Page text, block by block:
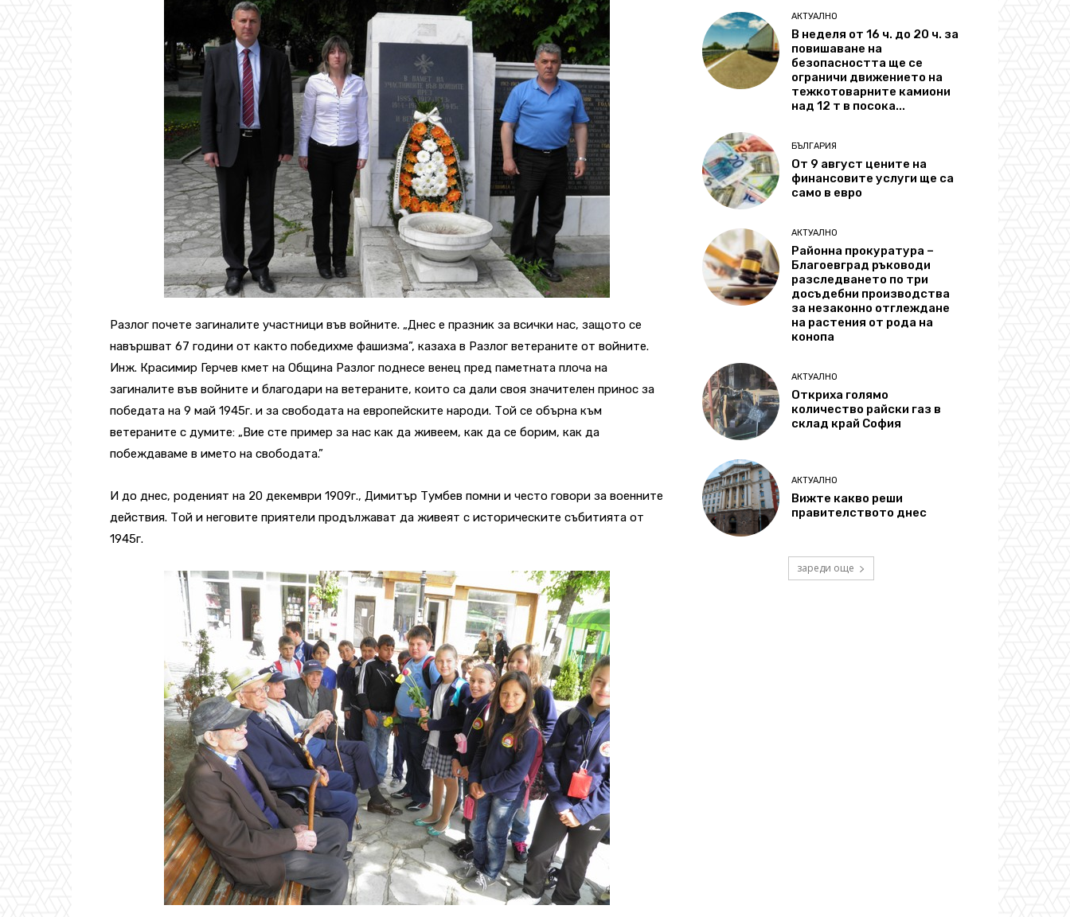
Разлог почете загиналите участници във войните. „Днес е празник за всички нас, защото се
навършват 67 години от както победихме фашизма”, казаха в Разлог ветераните от войните.
Инж. Красимир Герчев кмет на Община Разлог поднесе венец пред паметната плоча на
загиналите във войните и благодари на ветераните, които са дали своя значителен принос за
победата на 9 май 1945г. и за свободата на европейските народи. Той се обърна към
ветераните с думите: „Вие сте пример за нас как да живеем, как да се борим, как да
побеждаваме в името на свободата.”
И до днес, роденият на 20 декември 1909г., Димитър Тумбев помни и често говори за военните
действия. Той и неговите приятели продължават да живеят с историческите събитията от
1945г.
АКТУАЛНО
В неделя от 16 ч. до 20 ч. за
повишаване на
безопасността ще се
ограничи движението на
тежкотоварните камиони
над 12 т в посока...
БЪЛГАРИЯ
От 9 август цените на
финансовите услуги ще са
само в евро
АКТУАЛНО
Районна прокуратура –
Благоевград ръководи
разследването по три
досъдебни производства
за незаконно отглеждане
на растения от рода на
конопа
АКТУАЛНО
Откриха голямо
количество райски газ в
склад край София
АКТУАЛНО
Вижте какво реши
правителството днес
зареди още